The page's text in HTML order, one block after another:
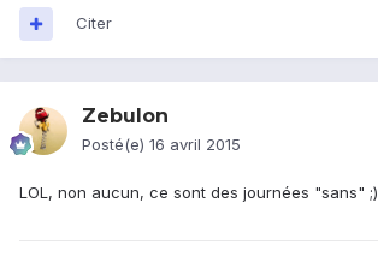
Citer
Zebulon
Posté(e) 16 avril 2015
LOL, non aucun, ce sont des journées "sans" ;)